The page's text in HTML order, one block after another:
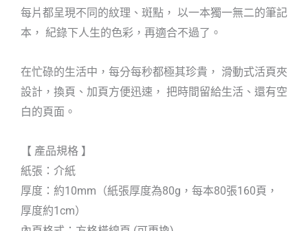
每片都呈現不同的紋理、斑點， 以一本獨一無二的筆記
本， 紀錄下人生的色彩，再適合不過了。
在忙碌的生活中，每分每秒都極其珍貴， 滑動式活頁夾
設計，換頁、加頁方便迅速， 把時間留給生活、還有空
白的頁面。
【 產品規格 】
紙張：介紙
厚度：約10mm（紙張厚度為80g，每本80張160頁，
厚度約1cm）